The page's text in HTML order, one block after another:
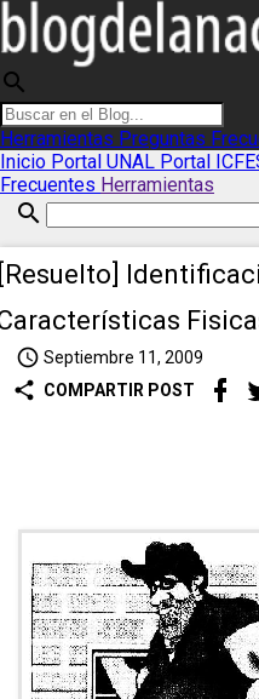
search
Herramientas Preguntas
Inicio Portal UNAL Portal
Frecuentes Herramientas
search
access_time Septiembre 11, 2009
share COMPARTIR POST